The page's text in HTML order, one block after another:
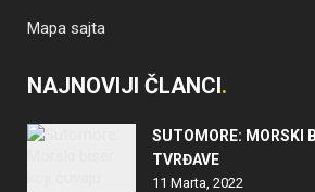
Mapa sajta
NAJNOVIJI ČLANCI
SUTOMORE: MORSKI
TVRĐAVE
11 Marta, 2022